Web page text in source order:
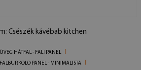
Csészék kávébab kitchen
HÁTFAL - FALI PANEL
PANEL - MINIMALISTA